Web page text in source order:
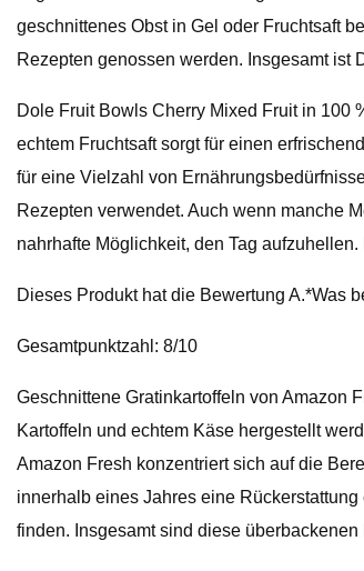
geschnittenes Obst in Gel oder Fruchtsaft
Rezepten genossen werden. Insgesamt ist
Dole Fruit Bowls Cherry Mixed Fruit in 100
echtem Fruchtsaft sorgt für einen
für eine Vielzahl von
Rezepten verwendet. Auch wenn manche
nahrhafte Möglichkeit, den Tag
Dieses Produkt hat die Bewertung A.*Was
Gesamtpunktzahl: 8/10
Geschnittene Gratinkartoffeln von Amazon
Kartoffeln und echtem Käse hergestellt
Amazon Fresh konzentriert sich auf die
innerhalb eines Jahres eine
finden. Insgesamt sind diese